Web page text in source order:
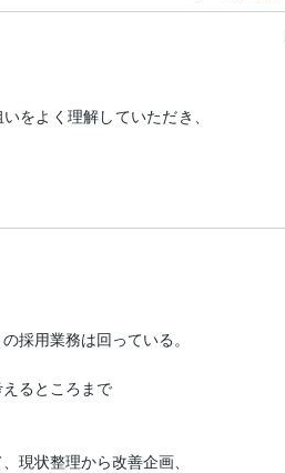
をよく理解していただき、
採用業務は回っている。
るところまで
現状整理から改善企画、